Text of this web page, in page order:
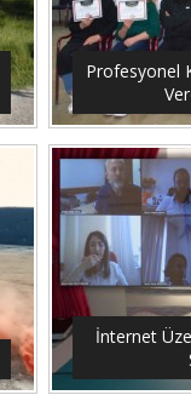
Profesyonel
İnternet